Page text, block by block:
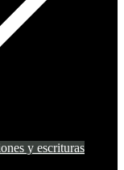
y escrituras